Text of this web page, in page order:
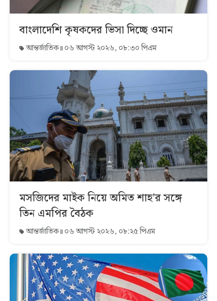
বাংলাদেশি কৃষকদের ভিসা দিচ্ছে ওমান
আন্তর্জাতিক ০৬ আগস্ট ২০২৬, ০৮:৩০ পিএম
মসজিদের মাইক নিয়ে অমিত শাহ’র সঙ্গে
তিন এমপির বৈঠক
আন্তর্জাতিক ০৬ আগস্ট ২০২৬, ০৮:২৫ পিএম